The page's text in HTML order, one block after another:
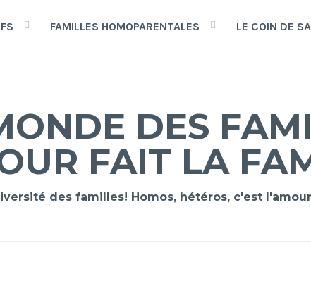
FAMILLES HOMOPARENTALES LE COIN DE
DES
FAIT LA
des familles! Homos, hétéros, c'est